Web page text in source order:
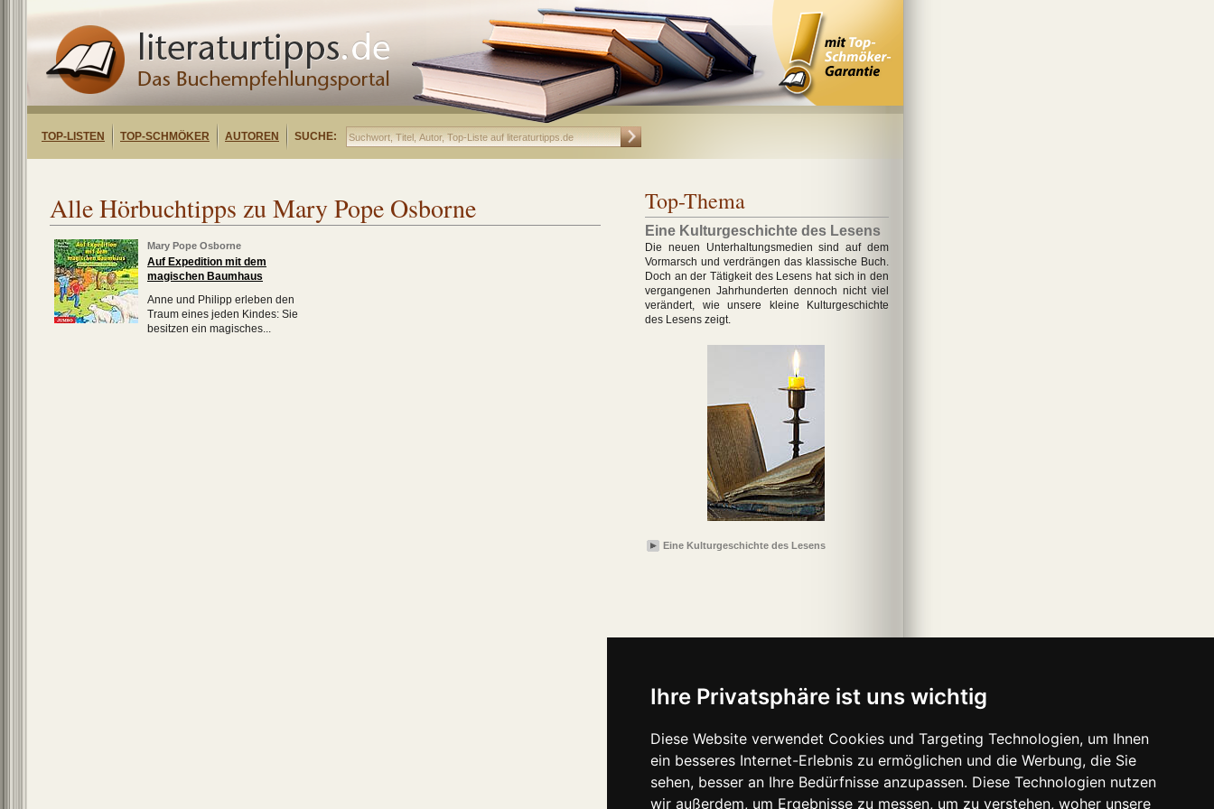
Ihre Privatsphäre ist uns wichtig
Diese Website verwendet Cookies und Targeting Technologien, um Ihnen
ein besseres Internet-Erlebnis zu ermöglichen und die Werbung, die Sie
sehen, besser an Ihre Bedürfnisse anzupassen. Diese Technologien nutzen
wir außerdem, um Ergebnisse zu messen, um zu verstehen, woher unsere
TOP-LISTEN TOP-SCHMÖKER AUTOREN SUCHE:
Alle Hörbuchtipps zu Mary Pope Osborne
Mary Pope Osborne
Auf Expedition mit dem
magischen Baumhaus
Anne und Philipp erleben den
Traum eines jeden Kindes: Sie
besitzen ein magisches...
Top-Thema
Eine Kulturgeschichte des Lesens
Die neuen Unterhaltungsmedien sind auf dem
Vormarsch und verdrängen das klassische Buch.
Doch an der Tätigkeit des Lesens hat sich in den
vergangenen Jahrhunderten dennoch nicht viel
verändert, wie unsere kleine Kulturgeschichte
des Lesens zeigt.
Eine Kulturgeschichte des Lesens